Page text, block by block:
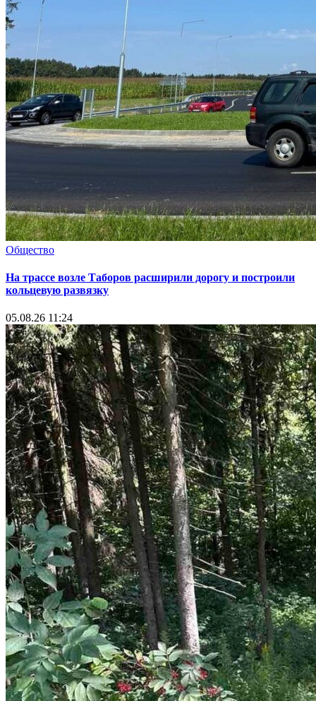
Общество
На трассе возле Таборов расширили дорогу и построили
кольцевую развязку
05.08.26 11:24